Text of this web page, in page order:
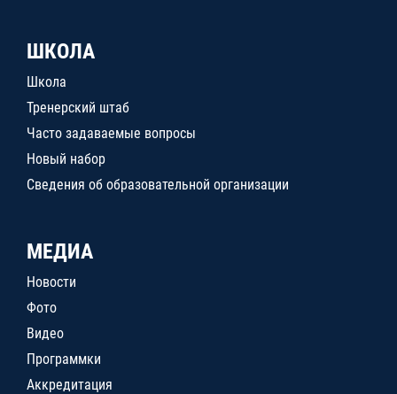
ШКОЛА
Школа
Тренерский штаб
Часто задаваемые вопросы
Новый набор
Сведения об образовательной организации
МЕДИА
Новости
Фото
Видео
Программки
Аккредитация